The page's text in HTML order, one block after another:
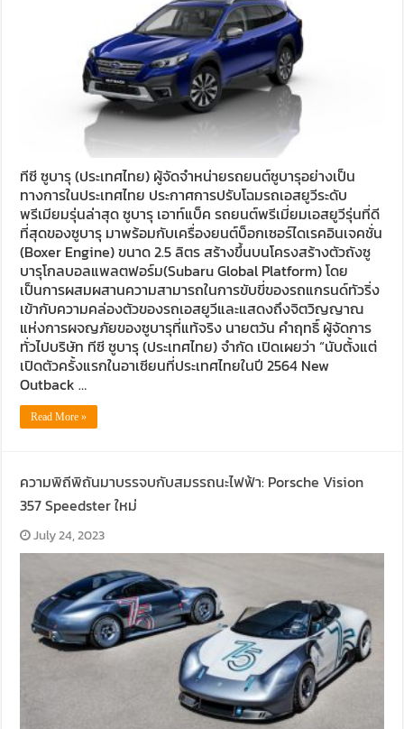
ทีซี ซูบารุ (ประเทศไทย) ผู้จัดจำหน่ายรถยนต์ซูบารุอย่างเป็น
ทางการในประเทศไทย ประกาศการปรับโฉมรถเอสยูวีระดับ
พรีเมียมรุ่นล่าสุด ซูบารุ เอาท์แบ็ค รถยนต์พรีเมี่ยมเอสยูวีรุ่นที่ดี
ที่สุดของซูบารุ มาพร้อมกับเครื่องยนต์บ็อกเซอร์ไดเรคอินเจคชั่น
(Boxer Engine) ขนาด 2.5 ลิตร สร้างขึ้นบนโครงสร้างตัวถังซู
บารุโกลบอลแพลตฟอร์ม(Subaru Global Platform) โดย
เป็นการผสมผสานความสามารถในการขับขี่ของรถแกรนด์ทัวริ่ง
เข้ากับความคล่องตัวของรถเอสยูวีและแสดงถึงจิตวิญญาณ
แห่งการผจญภัยของซูบารุที่แท้จริง นายตวัน คำฤทธิ์ ผู้จัดการ
ทั่วไปบริษัท ทีซี ซูบารุ (ประเทศไทย) จำกัด เปิดเผยว่า “นับตั้งแต่
เปิดตัวครั้งแรกในอาเซียนที่ประเทศไทยในปี 2564 New
Outback …
Read More »
ความพิถีพิถันมาบรรจบกับสมรรถนะไฟฟ้า: Porsche Vision
357 Speedster ใหม่
July 24, 2023